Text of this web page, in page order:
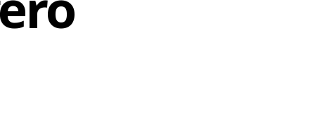
os
seu